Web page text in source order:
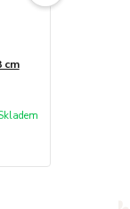
cm